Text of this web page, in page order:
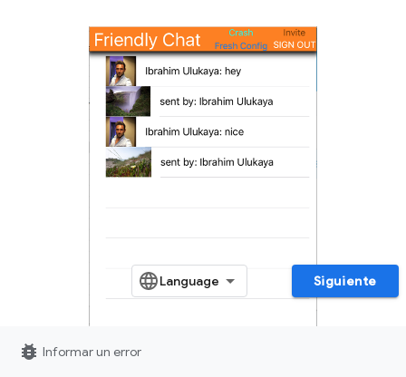
Siguiente
bug_report Informar un error